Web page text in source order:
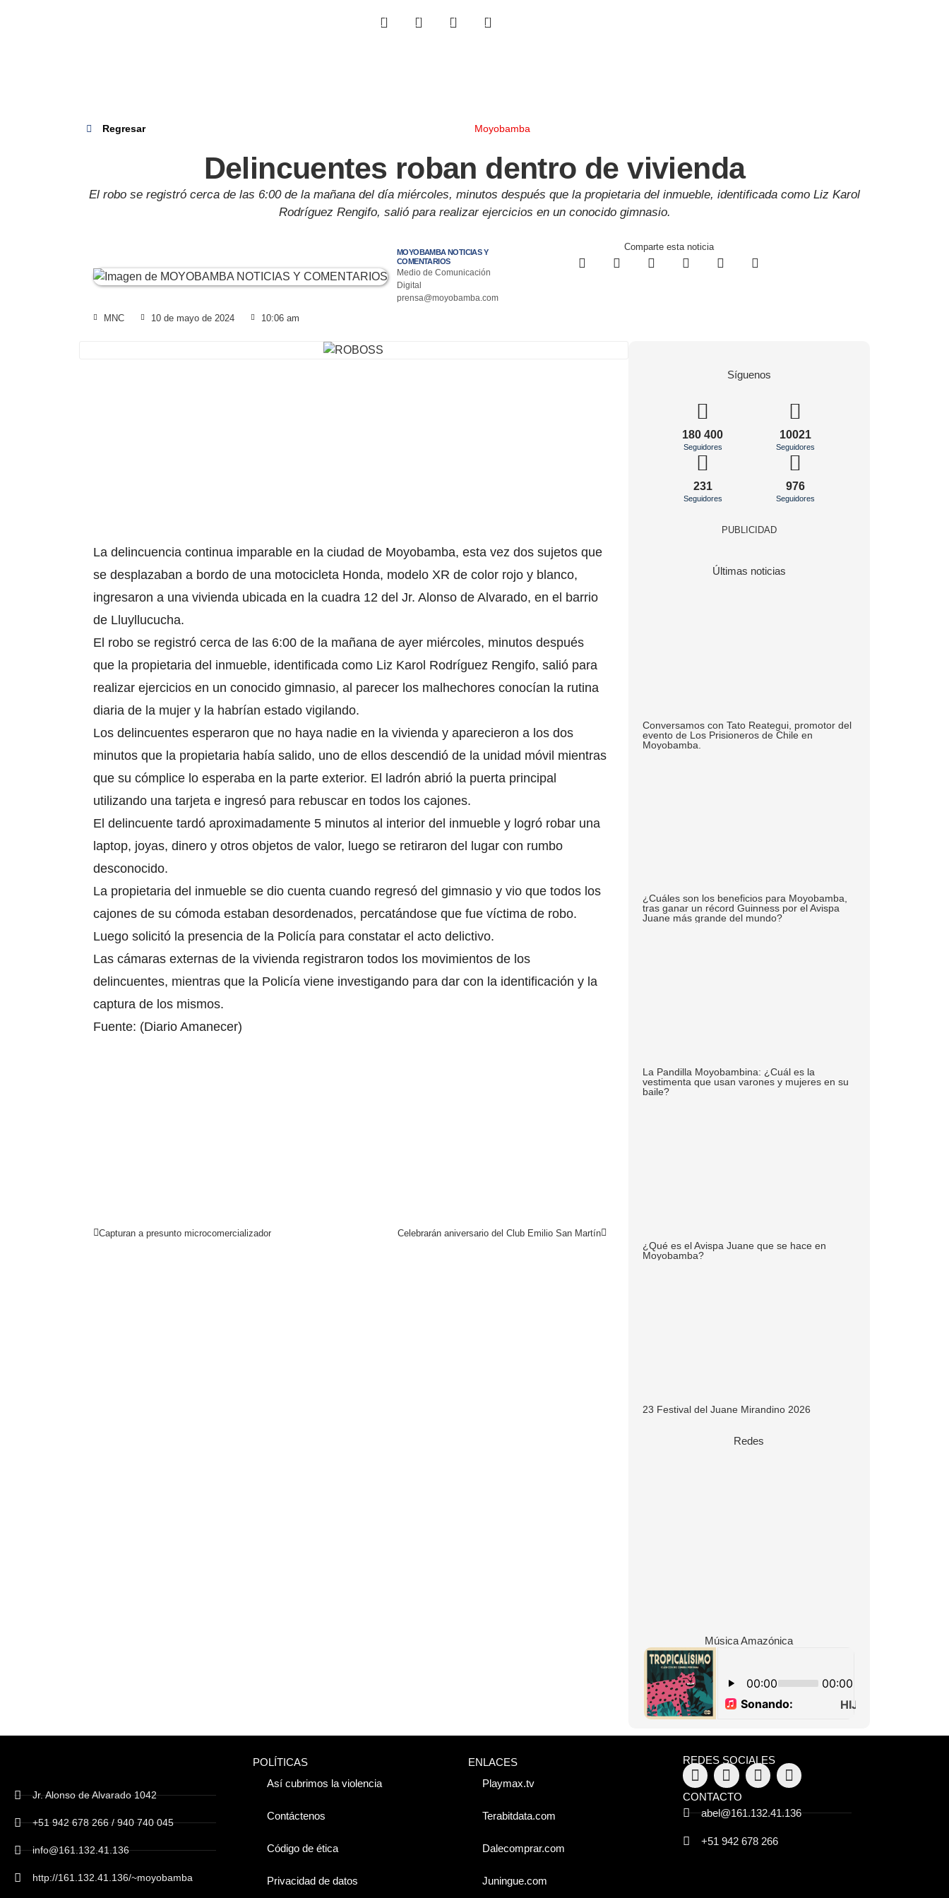
Regresar Moyobamba
Delincuentes roban dentro de vivienda
El robo se registró cerca de las 6:00 de la mañana del día miércoles, minutos después que la propietaria del inmueble, identificada como Liz Karol
Rodríguez Rengifo, salió para realizar ejercicios en un conocido gimnasio.
MOYOBAMBA NOTICIAS Y
COMENTARIOS
Medio de Comunicación
Digital
prensa@moyobamba.com
MNC 10 de mayo de 2024 10:06 am
Comparte esta noticia
La delincuencia continua imparable en la ciudad de Moyobamba, esta vez dos sujetos que
se desplazaban a bordo de una motocicleta Honda, modelo XR de color rojo y blanco,
ingresaron a una vivienda ubicada en la cuadra 12 del Jr. Alonso de Alvarado, en el barrio
de Lluyllucucha.
El robo se registró cerca de las 6:00 de la mañana de ayer miércoles, minutos después
que la propietaria del inmueble, identificada como Liz Karol Rodríguez Rengifo, salió para
realizar ejercicios en un conocido gimnasio, al parecer los malhechores conocían la rutina
diaria de la mujer y la habrían estado vigilando.
Los delincuentes esperaron que no haya nadie en la vivienda y aparecieron a los dos
minutos que la propietaria había salido, uno de ellos descendió de la unidad móvil mientras
que su cómplice lo esperaba en la parte exterior. El ladrón abrió la puerta principal
utilizando una tarjeta e ingresó para rebuscar en todos los cajones.
El delincuente tardó aproximadamente 5 minutos al interior del inmueble y logró robar una
laptop, joyas, dinero y otros objetos de valor, luego se retiraron del lugar con rumbo
desconocido.
La propietaria del inmueble se dio cuenta cuando regresó del gimnasio y vio que todos los
cajones de su cómoda estaban desordenados, percatándose que fue víctima de robo.
Luego solicitó la presencia de la Policía para constatar el acto delictivo.
Las cámaras externas de la vivienda registraron todos los movimientos de los
delincuentes, mientras que la Policía viene investigando para dar con la identificación y la
captura de los mismos.
Fuente: (Diario Amanecer)
Capturan a presunto microcomercializador Celebrarán aniversario del Club Emilio San Martín
Síguenos
180 400
Seguidores
231
Seguidores
10021
Seguidores
976
Seguidores
PUBLICIDAD
Últimas noticias
Conversamos con Tato Reategui, promotor del
evento de Los Prisioneros de Chile en
Moyobamba.
¿Cuáles son los beneficios para Moyobamba,
tras ganar un récord Guinness por el Avispa
Juane más grande del mundo?
La Pandilla Moyobambina: ¿Cuál es la
vestimenta que usan varones y mujeres en su
baile?
¿Qué es el Avispa Juane que se hace en
Moyobamba?
23 Festival del Juane Mirandino 2026
Redes
Música Amazónica
Jr. Alonso de Alvarado 1042
+51 942 678 266 / 940 740 045
info@161.132.41.136
http://161.132.41.136/~moyobamba
POLÍTICAS
Así cubrimos la violencia
Contáctenos
Código de ética
Privacidad de datos
ENLACES
Playmax.tv
Terabitdata.com
Dalecomprar.com
Juningue.com
REDES SOCIALES
CONTACTO
abel@161.132.41.136
+51 942 678 266